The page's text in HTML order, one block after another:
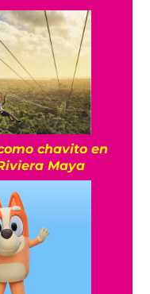
chavito en
Maya